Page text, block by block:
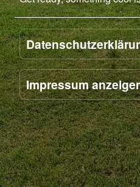
Impressum